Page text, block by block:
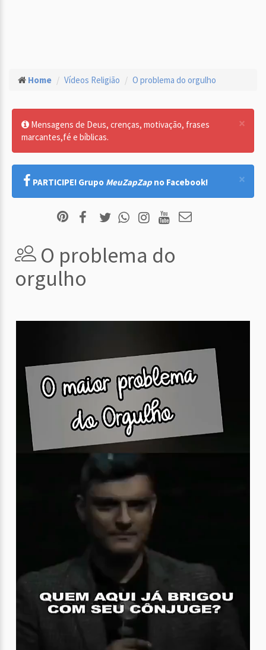
Home Vídeos Religião O problema do orgulho
×
Mensagens de Deus, crenças, motivação, frases
marcantes,fé e bíblicas.
×
PARTICIPE! Grupo MeuZapZap no Facebook!
O problema do
orgulho